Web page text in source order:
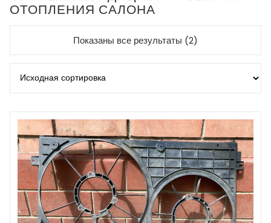
ОТОПЛЕНИЯ САЛОНА
Показаны все результаты (2)